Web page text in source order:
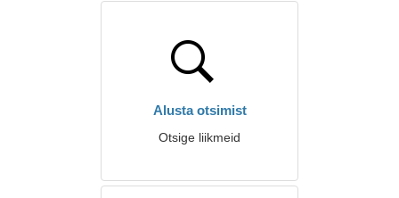
Alusta otsimist
Otsige liikmeid